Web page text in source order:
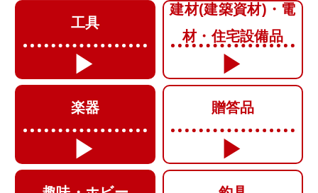
工具
建材(建築資材)・電
材・住宅設備品
楽器 贈答品